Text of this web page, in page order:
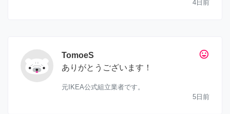
4日前
tag_faces
TomoeS
ありがとうございます！
元IKEA公式組立業者です。
5日前